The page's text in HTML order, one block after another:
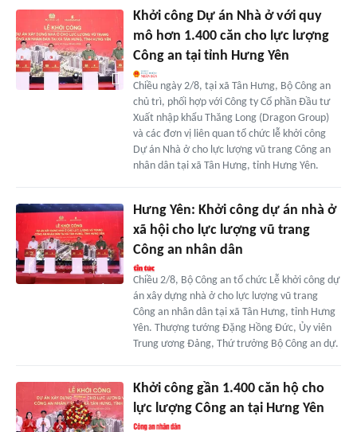
Khởi công Dự án Nhà ở với quy
mô hơn 1.400 căn cho lực lượng
Công an tại tỉnh Hưng Yên
Chiều ngày 2/8, tại xã Tân Hưng, Bộ Công an
chủ trì, phối hợp với Công ty Cổ phần Đầu tư
Xuất nhập khẩu Thăng Long (Dragon Group)
và các đơn vị liên quan tổ chức lễ khởi công
Dự án Nhà ở cho lực lượng vũ trang Công an
nhân dân tại xã Tân Hưng, tỉnh Hưng Yên.
Hưng Yên: Khởi công dự án nhà ở
xã hội cho lực lượng vũ trang
Công an nhân dân
Chiều 2/8, Bộ Công an tổ chức Lễ khởi công dự
án xây dựng nhà ở cho lực lượng vũ trang
Công an nhân dân tại xã Tân Hưng, tỉnh Hưng
Yên. Thượng tướng Đặng Hồng Đức, Ủy viên
Trung ương Đảng, Thứ trưởng Bộ Công an dự.
Khởi công gần 1.400 căn hộ cho
lực lượng Công an tại Hưng Yên